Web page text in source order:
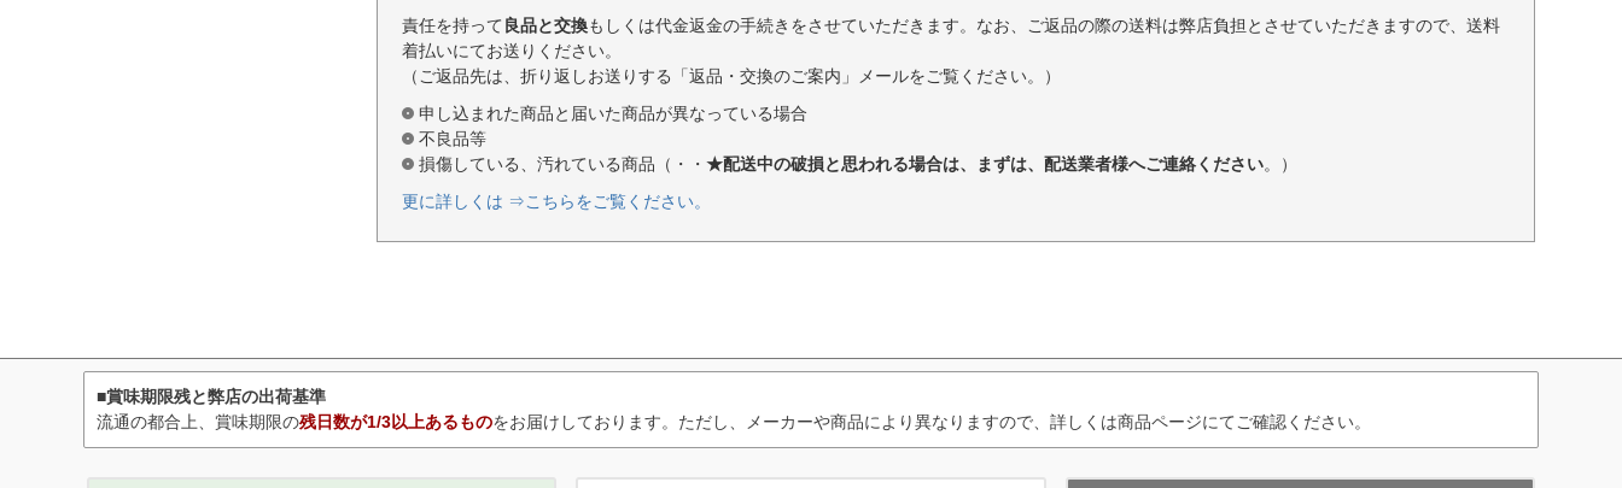
責任を持って 良品と交換もしくは代金返金の手続きをさせていただきます。なお、ご返品の際の送料は弊店負担とさせていただきますので、送料
着払いにてお送りください。
（ご返品先は、折り返しお送りする「返品・交換のご案内」メールをご覧ください。）
申し込まれた商品と届いた商品が異なっている場合
不良品等
損傷している、汚れている商品（・・ ★配送中の破損と思われる場合は、まずは、配送業者様へご連絡ください。）
更に詳しくは ⇒こちらをご覧ください。
■賞味期限残と弊店の出荷基準
流通の都合上、賞味期限の残日数が1/3以上あるものをお届けしております。ただし、メーカーや商品により異なりますので、詳しくは商品ページにてご確認ください。